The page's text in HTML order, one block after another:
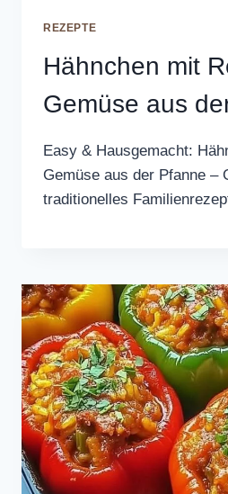
REZEPTE
Hähnchen mit
Gemüse aus
Easy & Hausgemacht:
Gemüse aus der Pfanne –
traditionelles